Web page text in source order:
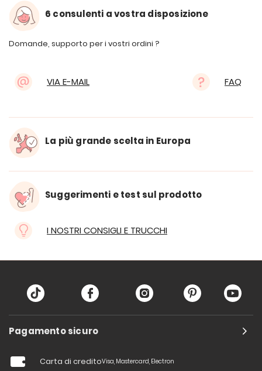
6 consulenti a vostra disposizione
Domande, supporto per i vostri ordini ?
VIA E-MAIL FAQ
La più grande scelta in Europa
Suggerimenti e test sul prodotto
I NOSTRI CONSIGLI E TRUCCHI
Pagamento sicuro
Carta di creditoVisa, Mastercard, Electron